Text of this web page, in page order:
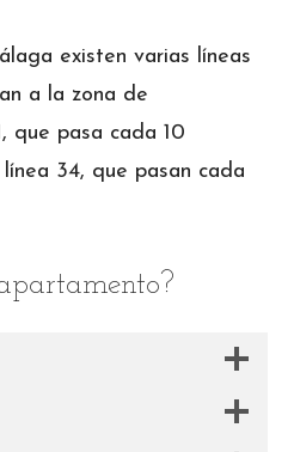
existen varias líneas
a la zona de
que pasa cada 10
34, que pasan cada